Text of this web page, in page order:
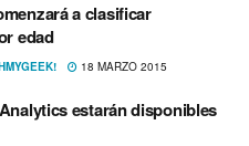
a clasificar
edad
18 MARZO 2015
estarán disponibles